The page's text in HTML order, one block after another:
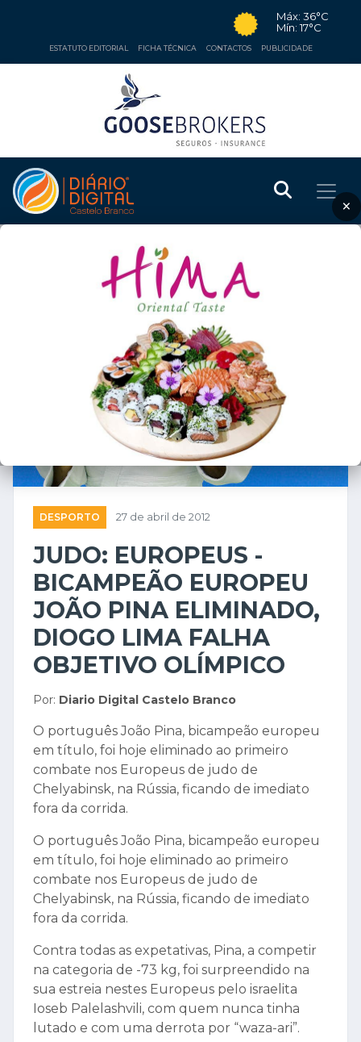
Máx: 36°C
Mín: 17°C
ESTATUTO EDITORIAL FICHA TÉCNICA CONTACTOS PUBLICIDADE
×
DESPORTO 27 de abril de 2012
JUDO: EUROPEUS -
BICAMPEÃO EUROPEU
JOÃO PINA ELIMINADO,
DIOGO LIMA FALHA
OBJETIVO OLÍMPICO
Por: Diario Digital Castelo Branco
O português João Pina, bicampeão europeu
em título, foi hoje eliminado ao primeiro
combate nos Europeus de judo de
Chelyabinsk, na Rússia, ficando de imediato
fora da corrida.
O português João Pina, bicampeão europeu
em título, foi hoje eliminado ao primeiro
combate nos Europeus de judo de
Chelyabinsk, na Rússia, ficando de imediato
fora da corrida.
Contra todas as expetativas, Pina, a competir
na categoria de -73 kg, foi surpreendido na
sua estreia nestes Europeus pelo israelita
Ioseb Palelashvili, com quem nunca tinha
lutado e com uma derrota por “waza-ari”.